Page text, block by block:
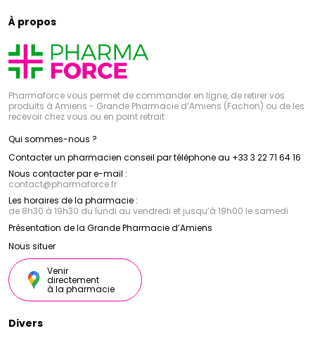
À propos
Pharmaforce vous permet de commander en ligne, de retirer vos
produits à Amiens - Grande Pharmacie d’Amiens (Fachon) ou de les
recevoir chez vous ou en point retrait
Qui sommes-nous ?
Contacter un pharmacien conseil par téléphone au +33 3 22 71 64 16
Nous contacter par e-mail :
contact@pharmaforce.fr
Les horaires de la pharmacie :
de 8h30 à 19h30 du lundi au vendredi et jusqu’à 19h00 le samedi
Présentation de la Grande Pharmacie d’Amiens
Nous situer
Venir
directement
à la pharmacie
Divers